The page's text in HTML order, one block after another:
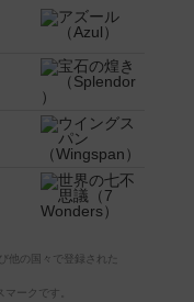
の国々で登録された
ークです。